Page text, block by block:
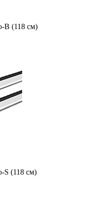
B (118 см)
S (118 см)